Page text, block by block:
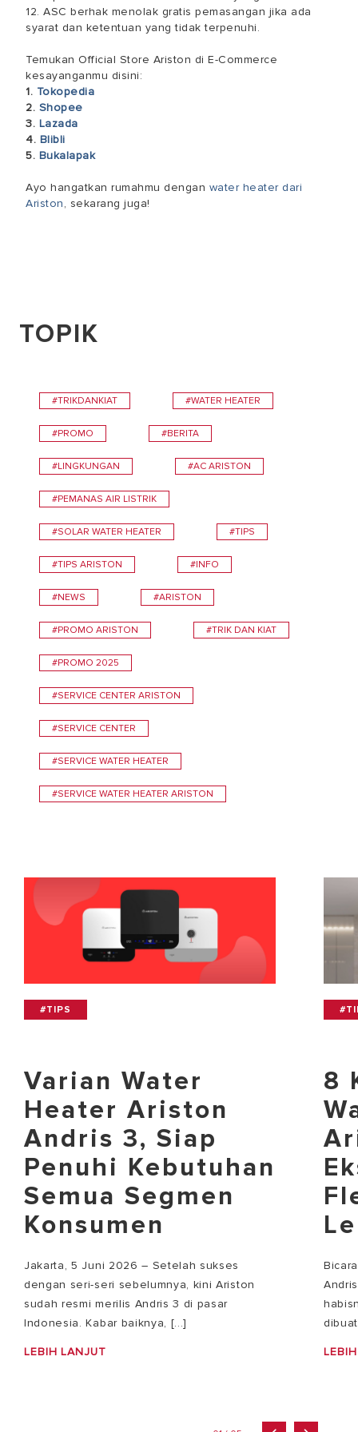
12. ASC berhak menolak gratis pemasangan jika ada
syarat dan ketentuan yang tidak terpenuhi.
Temukan Official Store Ariston di E-Commerce
kesayanganmu disini:
1. Tokopedia
2. Shopee
3. Lazada
4. Blibli
5. Bukalapak
Ayo hangatkan rumahmu dengan water heater dari
Ariston, sekarang juga!
TOPIK
#TRIKDANKIAT #WATER HEATER
#PROMO #BERITA
#LINGKUNGAN #AC ARISTON
#PEMANAS AIR LISTRIK
#SOLAR WATER HEATER #TIPS
#TIPS ARISTON #INFO
#NEWS #ARISTON
#PROMO ARISTON #TRIK DAN KIAT
#PROMO 2025
#SERVICE CENTER ARISTON
#SERVICE CENTER
#SERVICE WATER HEATER
#SERVICE WATER HEATER ARISTON
#TIPS
Varian Water
Heater Ariston
Andris 3, Siap
Penuhi Kebutuhan
Semua Segmen
Konsumen
Jakarta, 5 Juni 2026 – Setelah sukses
dengan seri-seri sebelumnya, kini Ariston
sudah resmi merilis Andris 3 di pasar
Indonesia. Kabar baiknya, [...]
LEBIH LANJUT
8